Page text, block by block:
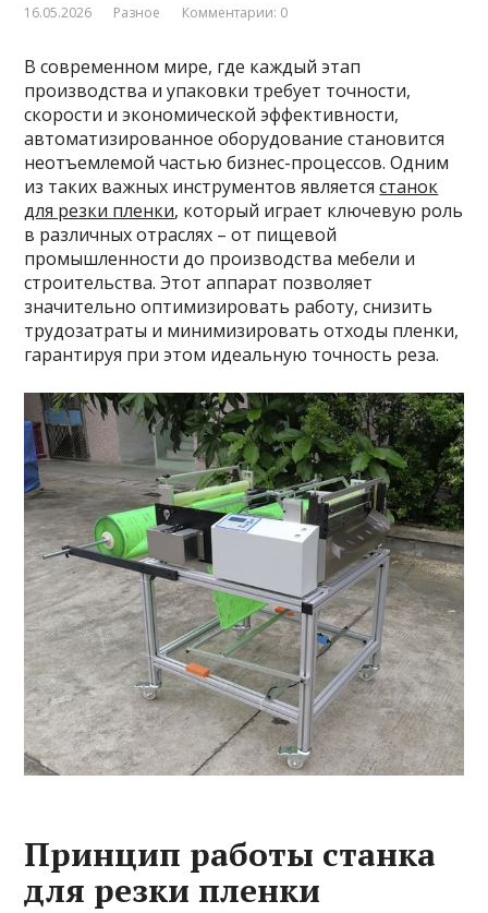
16.05.2026 Разное Комментарии: 0
В современном мире, где каждый этап
производства и упаковки требует точности,
скорости и экономической эффективности,
автоматизированное оборудование становится
неотъемлемой частью бизнес-процессов. Одним
из таких важных инструментов являетсястанок
для резки пленки, который играет ключевую роль
в различных отраслях – от пищевой
промышленности до производства мебели и
строительства. Этот аппарат позволяет
значительно оптимизировать работу, снизить
трудозатраты и минимизировать отходы пленки,
гарантируя при этом идеальную точность реза.
Принцип работы станка
для резки пленки